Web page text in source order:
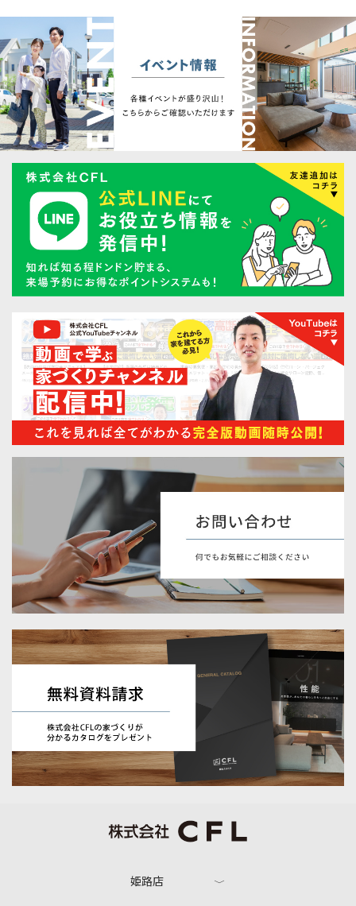
姫路店